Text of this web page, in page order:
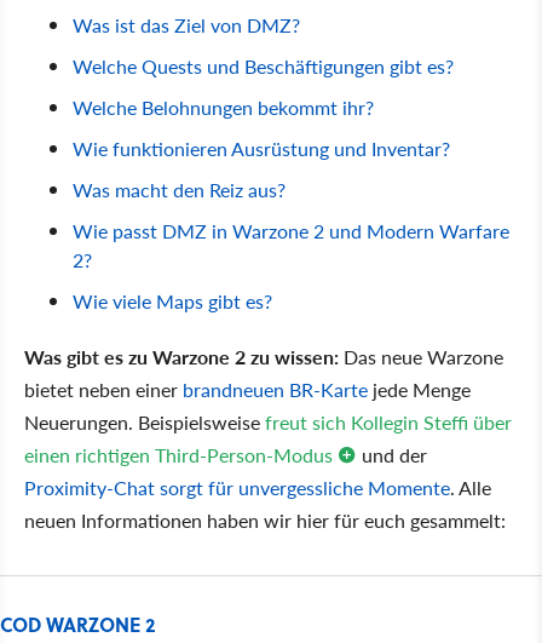
Was ist das Ziel von DMZ?
Welche Quests und Beschäftigungen gibt es?
Welche Belohnungen bekommt ihr?
Wie funktionieren Ausrüstung und Inventar?
Was macht den Reiz aus?
Wie passt DMZ in Warzone 2 und Modern Warfare
2?
Wie viele Maps gibt es?
Was gibt es zu Warzone 2 zu wissen: Das neue Warzone
bietet neben einer brandneuen BR-Karte jede Menge
Neuerungen. Beispielsweisefreut sich Kollegin Steffi über
einen richtigen Third-Person-Modus
und der
Proximity-Chat sorgt für unvergessliche Momente. Alle
neuen Informationen haben wir hier für euch gesammelt:
COD WARZONE 2